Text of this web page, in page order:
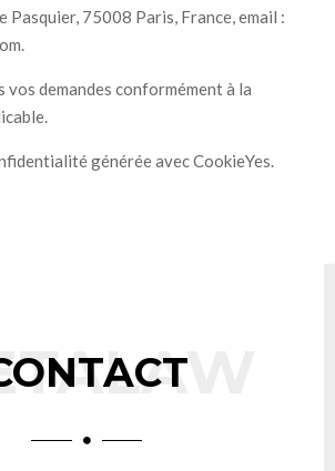
Pasquier, 75008 Paris, France, email :
demandes conformément à la
générée avec CookieYes.
